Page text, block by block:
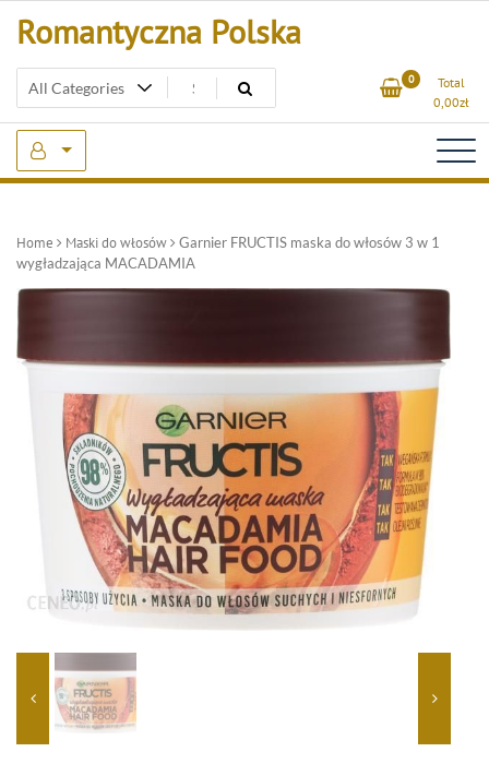
Romantyczna Polska
0
Total
0,00zł
Home Maski do włosów
Garnier FRUCTIS maska do włosów 3 w 1
wygładzająca MACADAMIA